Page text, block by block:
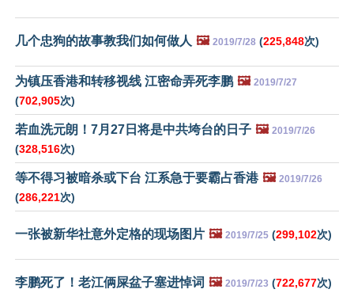
几个忠狗的故事教我们如何做人 🖼️ 2019/7/28 (225,848次)
为镇压香港和转移视线 江密命弄死李鹏 🖼️ 2019/7/27
(702,905次)
若血洗元朗！7月27日将是中共垮台的日子 🖼️ 2019/7/26
(328,516次)
等不得习被暗杀或下台 江系急于要霸占香港 🖼️ 2019/7/26
(286,221次)
一张被新华社意外定格的现场图片 🖼️ 2019/7/25 (299,102次)
李鹏死了！老江俩屎盆子塞进悼词 🖼️ 2019/7/23 (722,677次)